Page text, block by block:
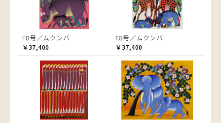
F8号／ムクンバ
￥37,400
F8号／ムクンバ
￥37,400